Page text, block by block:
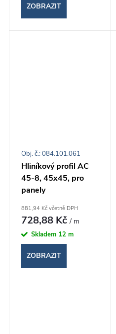
t
ZOBRAZIT
Hliníkový profil AC
45-8, 45x45, pro
panely
881,94 Kč včetně DPH
728,88 Kč/ m
Skladem 12 m
ZOBRAZIT
Obj. č.: 084.101.061